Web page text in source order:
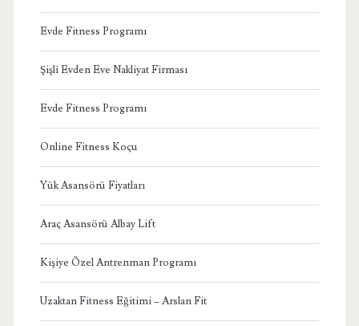
Evde Fitness Programı
Şişli Evden Eve Nakliyat Firması
Evde Fitness Programı
Online Fitness Koçu
Yük Asansörü Fiyatları
Araç Asansörü Albay Lift
Kişiye Özel Antrenman Programı
Uzaktan Fitness Eğitimi – Arslan Fit